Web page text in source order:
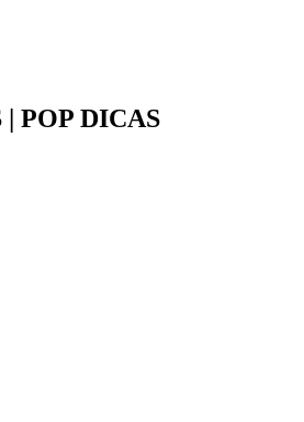
POP DICAS